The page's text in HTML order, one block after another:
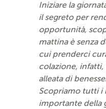
Iniziare la
il segreto per
opportunità,
mattina è senza
cui prenderci
colazione, infatti,
alleata di
Scopriamo tutti i
importante della